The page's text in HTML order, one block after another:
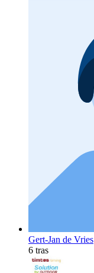
Gert-Jan de Vries
6 tras